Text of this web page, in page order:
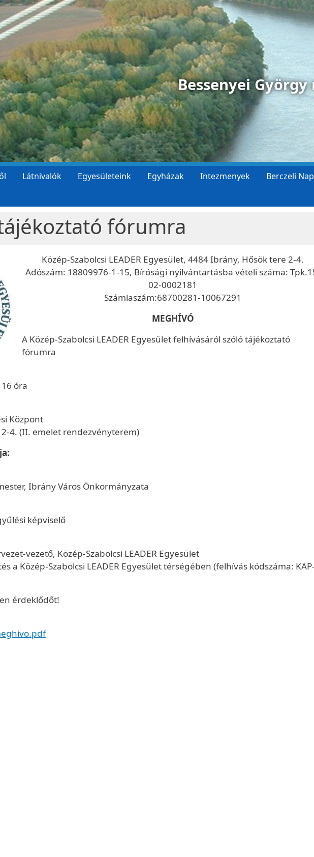
Bessenyei
Látnivalók Egyesületeink Egyházak Intezmenyek Berczeli
fórumra
Közép-Szabolcsi LEADER Egyesület, 4484 Ibrány, Hősök tere 2-4.
Adószám: 18809976-1-15, Bírósági nyilvántartásba vételi száma:
02-0002181
Számlaszám:68700281-10067291
MEGHÍVÓ
A Közép-Szabolcsi LEADER Egyesület felhívásáról szóló tájékoztató
fórumra
óra
Központ
4. (II. emelet rendezvényterem)
Ibrány Város Önkormányzata
képviselő
vezető, Közép-Szabolcsi LEADER Egyesület
a Közép-Szabolcsi LEADER Egyesület térségében (felhívás kódszáma: KAP-
érdeklődőt!